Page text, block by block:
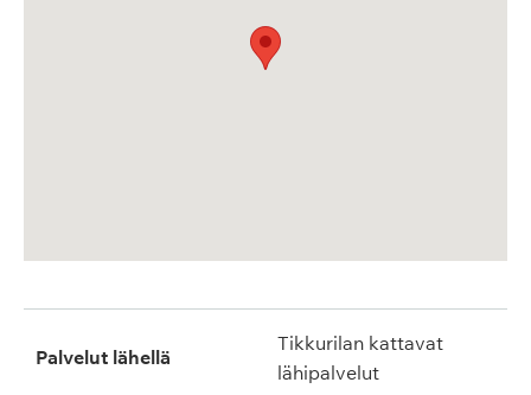
Palvelut lähellä
Tikkurilan kattavat
lähipalvelut